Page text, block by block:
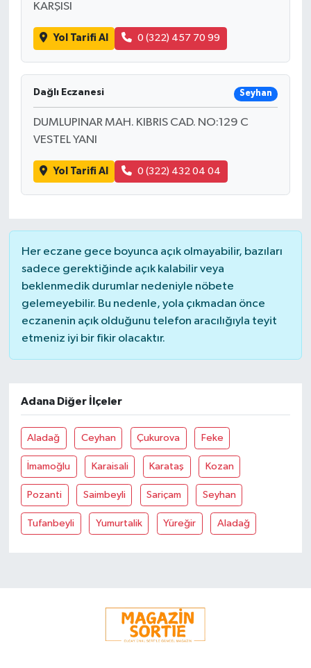
KARŞISI
Yol Tarifi Al 0 (322) 457 70 99
Dağlı Eczanesi Seyhan
DUMLUPINAR MAH. KIBRIS CAD. NO:129 C
VESTEL YANI
Yol Tarifi Al 0 (322) 432 04 04
Her eczane gece boyunca açık olmayabilir, bazıları
sadece gerektiğinde açık kalabilir veya
beklenmedik durumlar nedeniyle nöbete
gelemeyebilir. Bu nedenle, yola çıkmadan önce
eczanenin açık olduğunu telefon aracılığıyla teyit
etmeniz iyi bir fikir olacaktır.
Adana Diğer İlçeler
Aladağ Ceyhan Çukurova Feke
İmamoğlu Karaisali Karataş Kozan
Pozanti Saimbeyli Sariçam Seyhan
Tufanbeyli Yumurtalik Yüreğir Aladağ